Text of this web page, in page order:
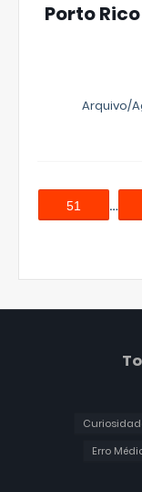
Porto
Arquivo/
…
51
Erro